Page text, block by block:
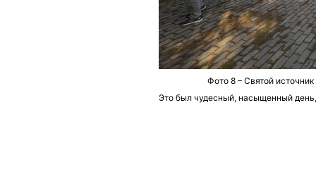
Фото 8 – Святой
Это был чудесный, насыщенный